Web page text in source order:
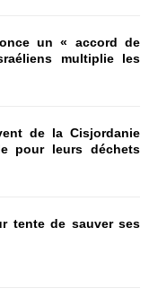
un « accord de
multiplie les
de la Cisjordanie
pour leurs déchets
tente de sauver ses